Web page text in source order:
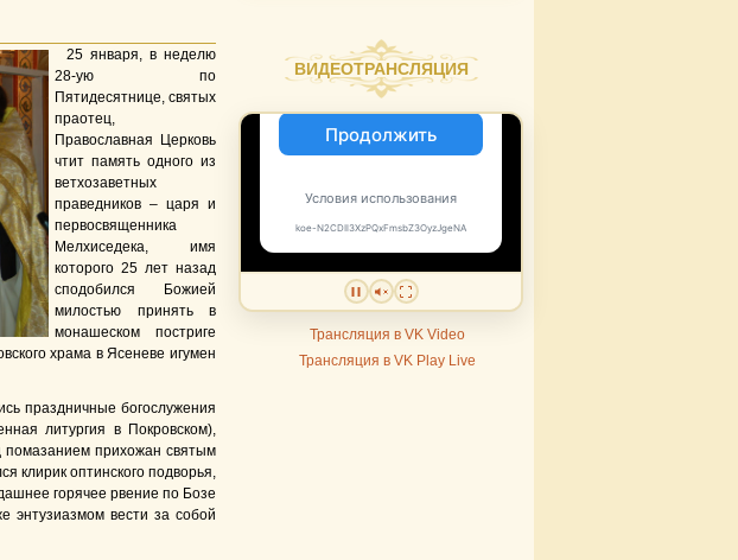
25 января, в неделю
28-ую по
Пятидесятнице, святых
праотец,
Православная Церковь
чтит память одного из
ветхозаветных
праведников – царя и
первосвященника
Мелхиседека, имя
которого 25 лет назад
сподобился Божией
милостью принять в
монашеском постриге
храма в Ясеневе игумен
праздничные богослужения
литургия в Покровском),
помазанием прихожан святым
клирик оптинского подворья,
горячее рвение по Бозе
энтузиазмом вести за собой
ВИДЕОТРАНСЛЯЦИЯ
Трансляция в VK Video
Трансляция в VK Play Live